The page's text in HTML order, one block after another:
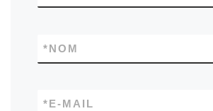
NOM
*
E-MAIL
*